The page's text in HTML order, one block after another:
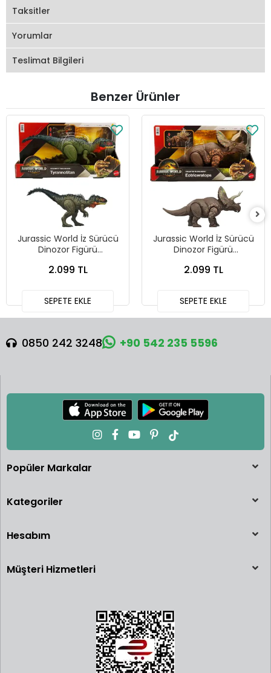
Taksitler
Yorumlar
Teslimat Bilgileri
Benzer Ürünler
Jurassic World İz Sürücü
Dinozor Figürü
2.099 TL
SEPETE EKLE
Jurassic World İz Sürücü
Dinozor Figürü
2.099 TL
SEPETE EKLE
0850 242 3248 +90 542 235 5596
Popüler Markalar
Kategoriler
Hesabım
Müşteri Hizmetleri